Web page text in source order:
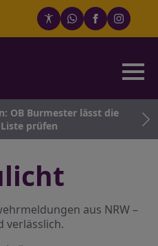
OB Burmester lässt die
prüfen
aus NRW –
verlässlich.